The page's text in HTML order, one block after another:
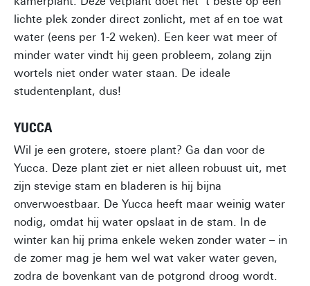
lichte plek zonder direct zonlicht, met af en toe wat
water (eens per 1-2 weken). Een keer wat meer of
minder water vindt hij geen probleem, zolang zijn
wortels niet onder water staan. De ideale
studentenplant, dus!
YUCCA
Wil je een grotere, stoere plant? Ga dan voor de
Yucca. Deze plant ziet er niet alleen robuust uit, met
zijn stevige stam en bladeren is hij bijna
onverwoestbaar. De Yucca heeft maar weinig water
nodig, omdat hij water opslaat in de stam. In de
winter kan hij prima enkele weken zonder water – in
de zomer mag je hem wel wat vaker water geven,
zodra de bovenkant van de potgrond droog wordt.